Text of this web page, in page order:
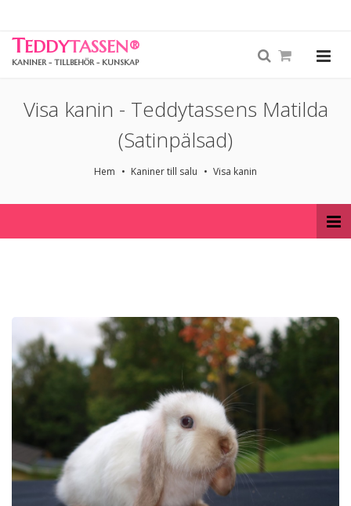
TEDDYTASSEN®
KANINER - TILLBEHÖR - KUNSKAP
Visa kanin - Teddytassens Matilda
(Satinpälsad)
Hem Kaniner till salu Visa kanin